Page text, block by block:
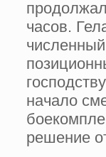
часов.
начало
решение